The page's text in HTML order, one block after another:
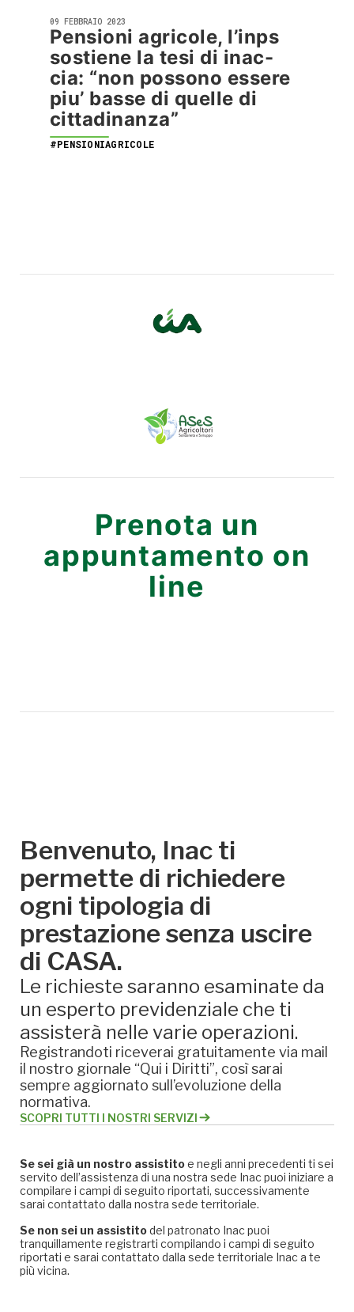
09 FEBBRAIO 2023
Pensioni agricole, l’inps
sostiene la tesi di inac-
cia: “non possono essere
piu’ basse di quelle di
cittadinanza”
#PENSIONIAGRICOLE
Prenota un
appuntamento on
line
Benvenuto, Inac ti
permette di richiedere
ogni tipologia di
prestazione senza uscire
di CASA.
Le richieste saranno esaminate da
un esperto previdenziale che ti
assisterà nelle varie operazioni.
Registrandoti riceverai gratuitamente via mail
il nostro giornale “Qui i Diritti”, così sarai
sempre aggiornato sull’evoluzione della
normativa.
SCOPRI TUTTI I NOSTRI SERVIZI
Se sei già un nostro assistitoe negli anni precedenti ti sei
servito dell’assistenza di una nostra sede Inac puoi iniziare a
compilare i campi di seguito riportati, successivamente
sarai contattato dalla nostra sede territoriale.
Se non sei un assistitodel patronato Inac puoi
tranquillamente registrarti compilando i campi di seguito
riportati e sarai contattato dalla sede territoriale Inac a te
più vicina.